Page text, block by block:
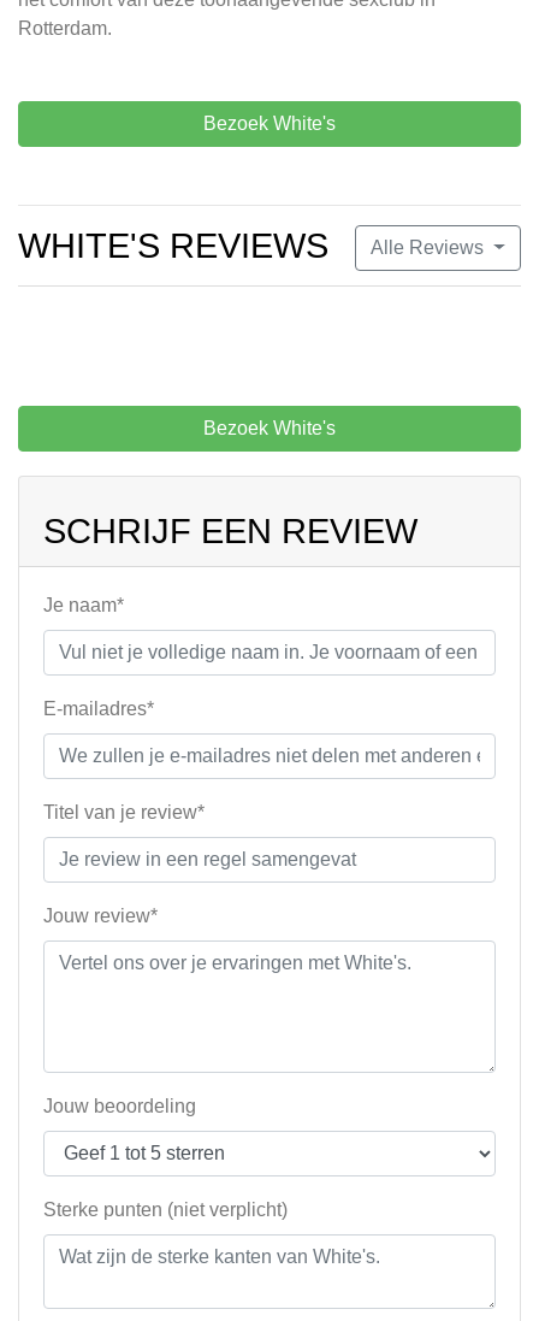
Rotterdam.
Bezoek White's
Alle Reviews
WHITE'S REVIEWS
Bezoek White's
SCHRIJF EEN REVIEW
Je naam*
E-mailadres*
Titel van je review*
Jouw review*
Jouw beoordeling
Sterke punten (niet verplicht)